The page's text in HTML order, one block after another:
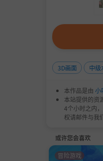
3D画面 中级
本作品是由 小
本站提供的资
4个小时之内
权请邮件与我
或许您会喜欢
冒险游戏